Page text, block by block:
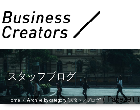
スタッフブログ
Home /Archive by category "スタッフブログ"( Page291 )